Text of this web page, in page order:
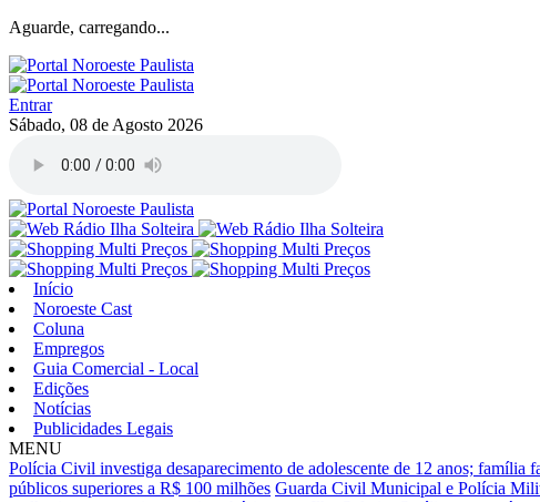
Aguarde, carregando...
Entrar
Sábado, 08 de Agosto 2026
Início
Noroeste Cast
Coluna
Empregos
Guia Comercial - Local
Edições
Notícias
Publicidades Legais
MENU
Polícia Civil investiga desaparecimento de adolescente de 12 anos; família
públicos superiores a R$ 100 milhões Guarda Civil Municipal e Polícia